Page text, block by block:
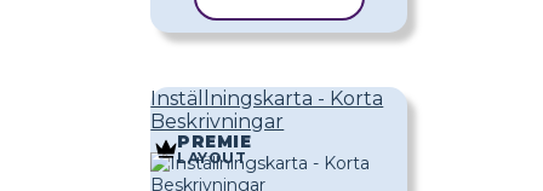
Inställningskarta - Korta
Beskrivningar
PREMIE
LAYOUT